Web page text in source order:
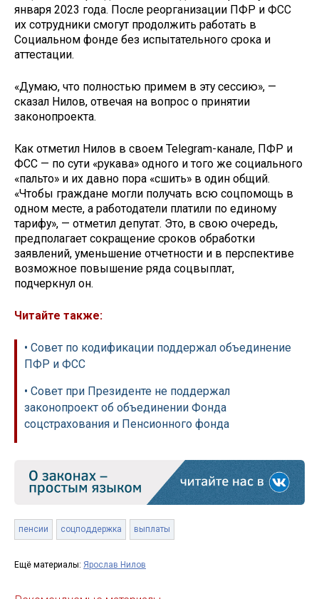
января 2023 года. После реорганизации ПФР и ФСС
их сотрудники смогут продолжить работать в
Социальном фонде без испытательного срока и
аттестации.
«Думаю, что полностью примем в эту сессию», —
сказал Нилов, отвечая на вопрос о принятии
законопроекта.
Как отметил Нилов в своем Telegram-канале, ПФР и
ФСС — по сути «рукава» одного и того же социального
«пальто» и их давно пора «сшить» в один общий.
«Чтобы граждане могли получать всю соцпомощь в
одном месте, а работодатели платили по единому
тарифу», — отметил депутат. Это, в свою очередь,
предполагает сокращение сроков обработки
заявлений, уменьшение отчетности и в перспективе
возможное повышение ряда соцвыплат,
подчеркнул он.
Читайте также:
• Совет по кодификации поддержал объединение
ПФР и ФСС
• Совет при Президенте не поддержал
законопроект об объединении Фонда
соцстрахования и Пенсионного фонда
пенсии соцподдержка выплаты
Ещё материалы: Ярослав Нилов